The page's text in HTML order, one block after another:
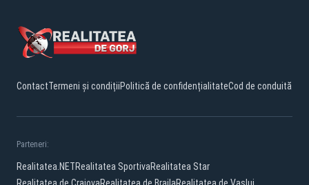
ContactTermeni și condițiiPolitică de confidențialitateCod de conduită
Parteneri:
Realitatea.NETRealitatea SportivaRealitatea Star